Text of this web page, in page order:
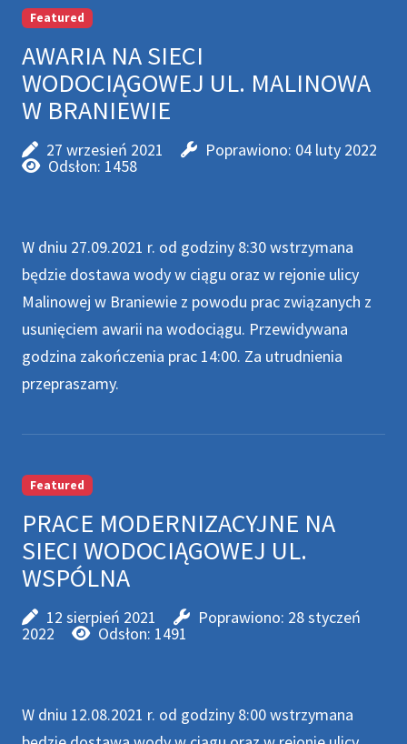
Featured
AWARIA NA SIECI
WODOCIĄGOWEJ UL. MALINOWA
W BRANIEWIE
27 wrzesień 2021 Poprawiono: 04 luty 2022
Odsłon: 1458
W dniu 27.09.2021 r. od godziny 8:30 wstrzymana
będzie dostawa wody w ciągu oraz w rejonie ulicy
Malinowej w Braniewie z powodu prac związanych z
usunięciem awarii na wodociągu. Przewidywana
godzina zakończenia prac 14:00. Za utrudnienia
przepraszamy.
Featured
PRACE MODERNIZACYJNE NA
SIECI WODOCIĄGOWEJ UL.
WSPÓLNA
12 sierpień 2021 Poprawiono: 28 styczeń
2022 Odsłon: 1491
W dniu 12.08.2021 r. od godziny 8:00 wstrzymana